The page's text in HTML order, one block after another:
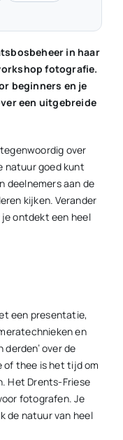
in haar
fotografie.
beginners en je
een uitgebreide
over
natuur goed kunt
deelnemers aan de
kijken. Verander
ontdekt een heel
een presentatie,
en
derden’ over de
of thee is het tijd om
Het Drents-Friese
fotografen. Je
de natuur van heel